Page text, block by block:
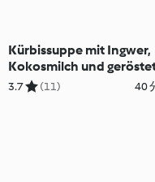
Kürbissuppe mit Ingwer,
Kokosmilch und
Kichererbsen (12
3.7 (11) 40